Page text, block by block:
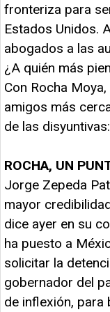
fronteriza para
Estados Unidos.
abogados a las
¿A quién más
Con Rocha
amigos más
de las
ROCHA, UN
Jorge Zepeda
mayor
dice ayer en su
ha puesto a
solicitar la
gobernador del
de inflexión, para